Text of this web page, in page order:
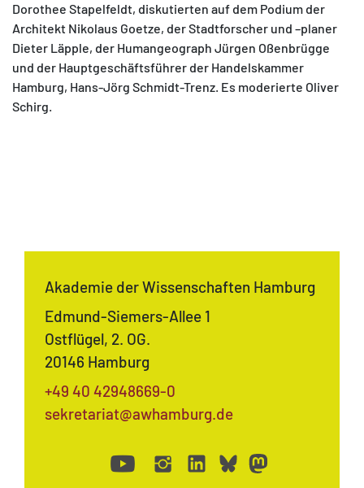
Dorothee Stapelfeldt, diskutierten auf dem Podium der
Architekt Nikolaus Goetze, der Stadtforscher und –planer
Dieter Läpple, der Humangeograph Jürgen Oßenbrügge
und der Hauptgeschäftsführer der Handelskammer
Hamburg, Hans-Jörg Schmidt-Trenz. Es moderierte Oliver
Schirg.
Akademie der Wissenschaften Hamburg
Edmund-Siemers-Allee 1
Ostflügel, 2. OG.
20146 Hamburg
+49 40 42948669-0
sekretariat@awhamburg.de